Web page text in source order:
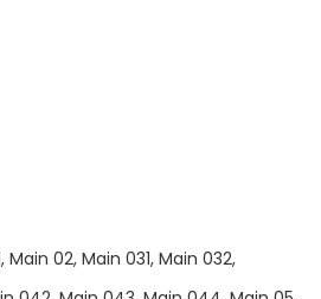
Main 02 Main 031 Main 032